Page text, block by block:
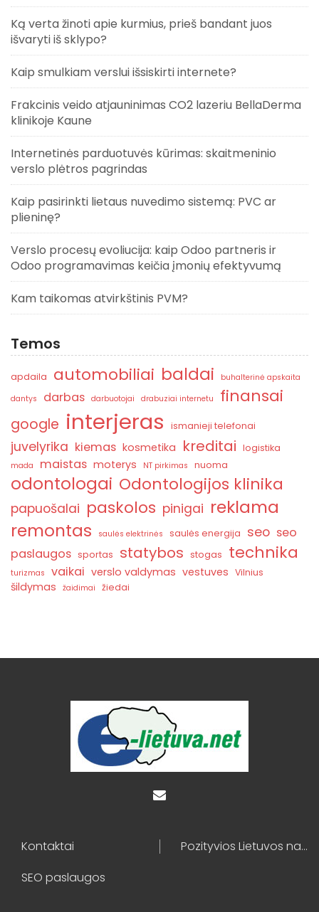
Ką verta žinoti apie kurmius, prieš bandant juos
išvaryti iš sklypo?
Kaip smulkiam verslui išsiskirti internete?
Frakcinis veido atjauninimas CO2 lazeriu BellaDerma
klinikoje Kaune
Internetinės parduotuvės kūrimas: skaitmeninio
verslo plėtros pagrindas
Kaip pasirinkti lietaus nuvedimo sistemą: PVC ar
plieninę?
Verslo procesų evoliucija: kaip Odoo partneris ir
Odoo programavimas keičia įmonių efektyvumą
Kam taikomas atvirkštinis PVM?
Temos
apdaila automobiliai baldai
buhalterinė apskaita
dantys
darbas darbuotojai drabuziai internetu finansai
google interjeras ismanieji telefonai
juvelyrika kiemas kosmetika kreditai logistika
mada maistas moterys NT pirkimas nuoma
odontologai Odontologijos klinika
papuošalai paskolos pinigai reklama
remontas
saulės elektrinės saulės energija seo seo
paslaugos sportas statybos stogas technika
turizmas vaikai verslo valdymas vestuves Vilnius
šildymas žaidimai žiedai
Kontaktai
Pozityvios Lietuvos naujienos
SEO paslaugos